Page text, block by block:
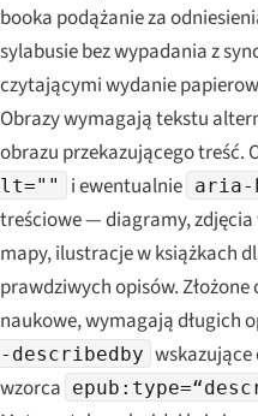
booka podążanie za
sylabusie bez wypadania z
czytającymi wydanie
Obrazy wymagają tekstu
obrazu przekazującego treść.
lt=""
i ewentualnie aria-
treściowe — diagramy,
mapy, ilustracje w książkach
prawdziwych opisów.
naukowe, wymagają długich
-describedby wskazujące
wzorca